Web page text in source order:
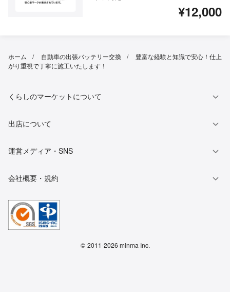
¥12,000
ホーム 自動車の出張バッテリー交換
豊富な経験と知識で安心！仕上
がり重視で丁寧に施工いたします！
くらしのマーケットについて
出店について
運営メディア・SNS
会社概要・規約
© 2011-2026 minma Inc.